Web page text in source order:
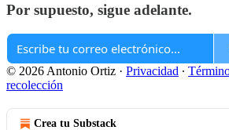
Por supuesto, sigue adelante.
© 2026 Antonio Ortiz · Privacidad ∙
recolección
Crea tu Substack